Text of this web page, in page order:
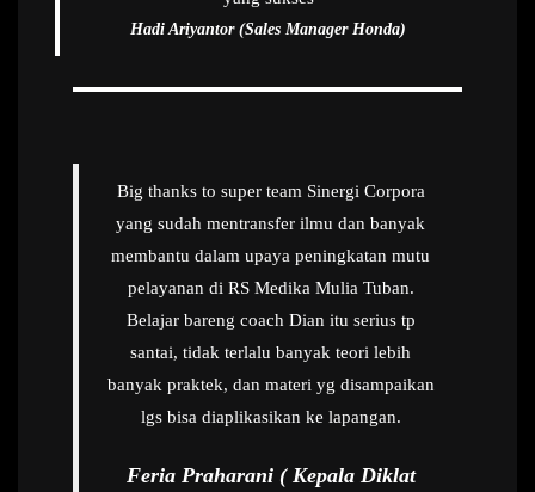
Hadi Ariyantor (Sales Manager Honda)
Big thanks to super team Sinergi Corpora
yang sudah mentransfer ilmu dan banyak
membantu dalam upaya peningkatan mutu
pelayanan di RS Medika Mulia Tuban.
Belajar bareng coach Dian itu serius tp
santai, tidak terlalu banyak teori lebih
banyak praktek, dan materi yg disampaikan
lgs bisa diaplikasikan ke lapangan.
Feria Praharani ( Kepala Diklat